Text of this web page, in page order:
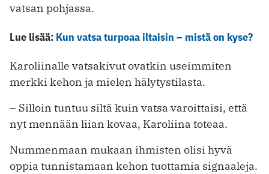
vatsan pohjassa.
Lue lisää: Kun vatsa turpoaa iltaisin – mistä on kyse?
Karoliinalle vatsakivut ovatkin useimmiten
merkki kehon ja mielen hälytystilasta.
– Silloin tuntuu siltä kuin vatsa varoittaisi, että
nyt mennään liian kovaa, Karoliina toteaa.
Nummenmaan mukaan ihmisten olisi hyvä
oppia tunnistamaan kehon tuottamia signaaleja.